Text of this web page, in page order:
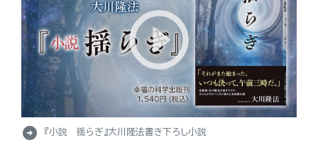
arrow_circle_right 『小説 揺らぎ』大川隆法書き下ろし小説